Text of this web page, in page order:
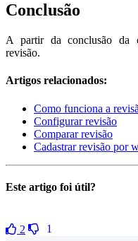
Conclusão
A partir da conclusão da
revisão.
Artigos relacionados:
Como funciona a
Configurar revisão
Comparar revisão
Cadastrar revisão por
Este artigo foi útil?
2 1